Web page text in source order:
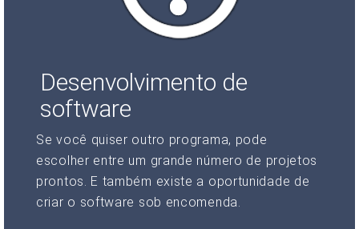
Desenvolvimento de
software
Se você quiser outro programa, pode
escolher entre um grande número de projetos
prontos. E também existe a oportunidade de
criar o software sob encomenda.